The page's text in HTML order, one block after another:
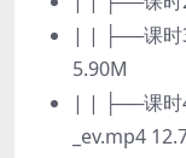
| | ├──课时
5.90M
| | ├──课时
_ev.mp4